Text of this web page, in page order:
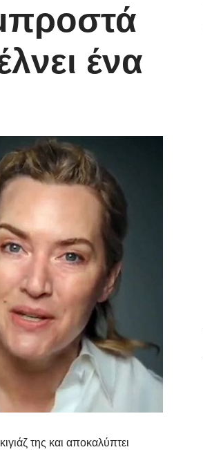
ένα
της και αποκαλύπτει